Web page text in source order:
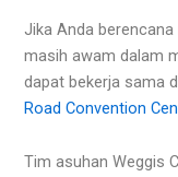
Jika Anda
masih awam dalam
dapat bekerja sama
Road Convention
Tim asuhan Weggis